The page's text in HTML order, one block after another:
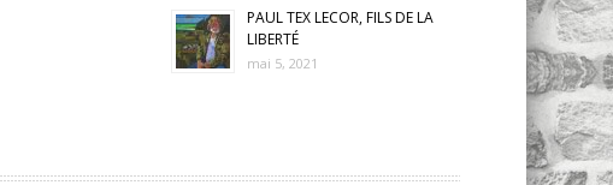
PAUL TEX LECOR, FILS DE LA
LIBERTÉ
mai 5, 2021